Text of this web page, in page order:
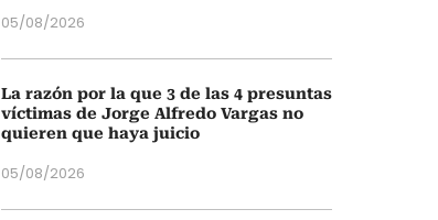
05/08/2026
La razón por la que 3 de las 4 presuntas
víctimas de Jorge Alfredo Vargas no
quieren que haya juicio
05/08/2026